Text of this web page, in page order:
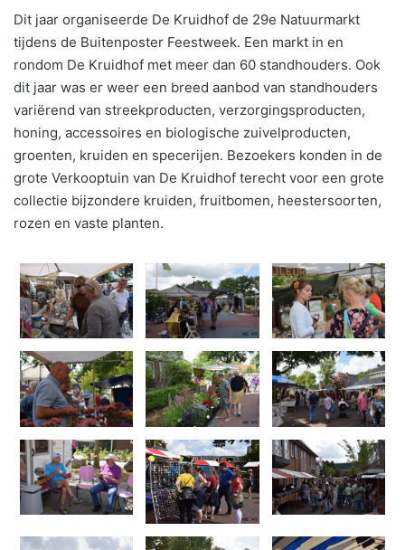
Dit jaar organiseerde De Kruidhof de 29e Natuurmarkt
tijdens de Buitenposter Feestweek. Een markt in en
rondom De Kruidhof met meer dan 60 standhouders. Ook
dit jaar was er weer een breed aanbod van standhouders
variërend van streekproducten, verzorgingsproducten,
honing, accessoires en biologische zuivelproducten,
groenten, kruiden en specerijen. Bezoekers konden in de
grote Verkooptuin van De Kruidhof terecht voor een grote
collectie bijzondere kruiden, fruitbomen, heestersoorten,
rozen en vaste planten.